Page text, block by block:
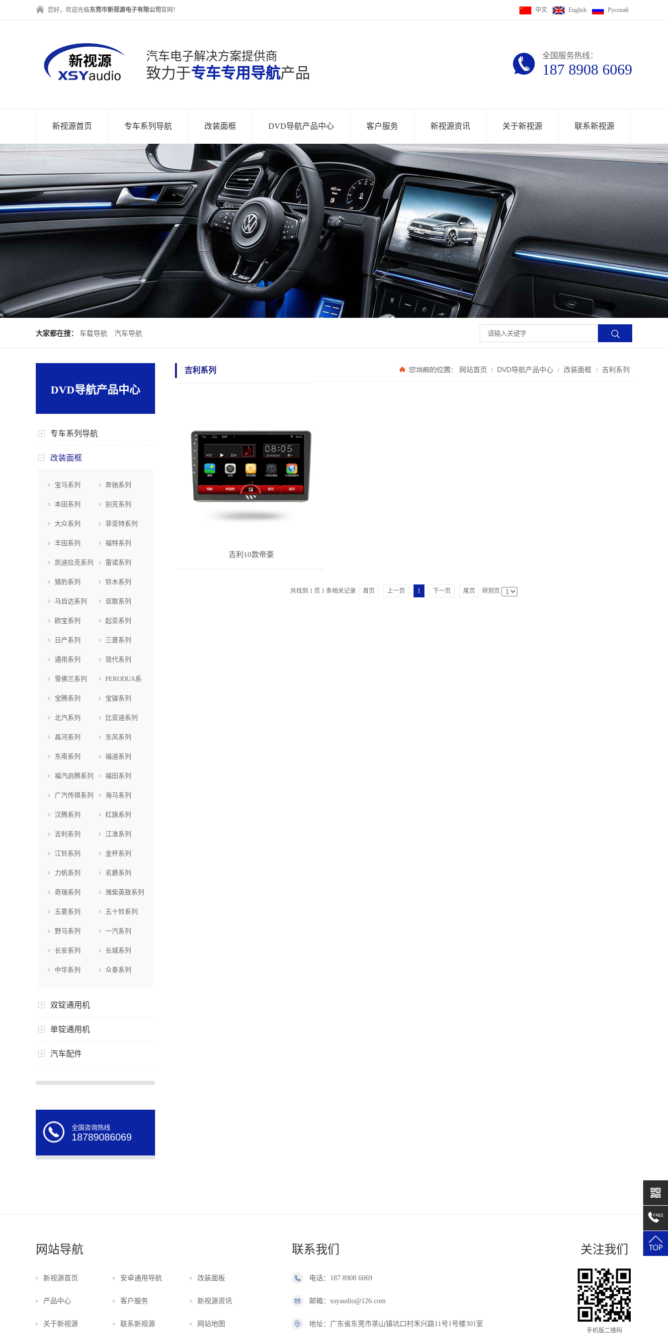
您好，欢迎光临东莞市新视源电子有限公司 官网！ 中文 English Pусский
汽车电子解决方案提供商
致力于专车专用导航产品
全国服务热线：
187 8908 6069
新视源首页 专车系列导航 改装面框 DVD导航产品中心 客户服务 新视源资讯 关于新视源 联系新视源
大家都在搜： 车载导航 汽车导航
DVD导航产品中心
专车系列导航
改装面框
宝马系列 奔驰系列
本田系列 别克系列
大众系列 菲亚特系列
丰田系列 福特系列
凯迪拉克系列 雷诺系列
猎豹系列 铃木系列
马自达系列 讴歌系列
欧宝系列 起亚系列
日产系列 三菱系列
通用系列 现代系列
雪佛兰系列 PERODUA系
列
宝腾系列 宝骏系列
北汽系列 比亚迪系列
昌河系列 东风系列
东南系列 福迪系列
福汽启腾系列 福田系列
广汽传祺系列 海马系列
汉腾系列 红旗系列
吉利系列 江淮系列
江铃系列 金杯系列
力帆系列 名爵系列
奇瑞系列 潍柴英致系列
五菱系列 五十铃系列
野马系列 一汽系列
长安系列 长城系列
中华系列 众泰系列
双锭通用机
单锭通用机
汽车配件
全国咨询热线
18789086069
吉利系列 网站首页 / DVD导航产品中心 / 改装面框 / 吉利系列
吉利10款帝豪
共找到 1 页 1 条相关记录 首页 上一页 1 下一页 尾页 转到页
网站导航
新视源首页 安卓通用导航 改装面板
产品中心 客户服务 新视源资讯
关于新视源 联系新视源 网站地图
联系我们
电话：187 8908 6069
邮箱：xsyaudio@126.com
地址：广东省东莞市茶山镇坑口村禾兴路11号1号楼301室
关注我们
手机版二维码